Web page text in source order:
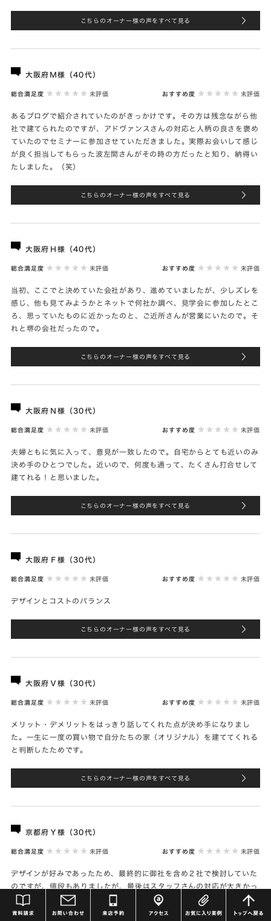
こちらのオーナー様の声をすべて見る
大阪府Ｍ様（40代）
総合満足度 未評価 おすすめ度 未評価
あるブログで紹介されていたのがきっかけです。その方は残念ながら他
社で建てられたのですが、アドヴァンスさんの対応と人柄の良さを褒め
ていたのでセミナーに参加させていただきました。実際お会いして感じ
が良く担当してもらった波左間さんがその時の方だったと知り、納得い
たしました。（笑）
こちらのオーナー様の声をすべて見る
大阪府Ｈ様（40代）
総合満足度 未評価 おすすめ度 未評価
当初、ここでと決めていた会社があり、進めていましたが、少しズレを
感じ、他も見てみようかとネットで何社か調べ、見学会に参加したとこ
ろ、思っていたものに近かったのと、ご近所さんが営業にいたので。そ
れと堺の会社だったので。
こちらのオーナー様の声をすべて見る
大阪府Ｎ様（30代）
総合満足度 未評価 おすすめ度 未評価
夫婦ともに気に入って、意見が一致したので。自宅からとても近いのみ
決め手のひとつでした。近いので、何度も通って、たくさん打合せして
建てれる！と思いました。
こちらのオーナー様の声をすべて見る
大阪府Ｆ様（30代）
総合満足度 未評価 おすすめ度 未評価
デザインとコストのバランス
こちらのオーナー様の声をすべて見る
大阪府Ｖ様（30代）
総合満足度 未評価 おすすめ度 未評価
メリット・デメリットをはっきり話してくれた点が決め手になりまし
た。一生に一度の買い物で自分たちの家（オリジナル）を建ててくれる
と判断したためです。
こちらのオーナー様の声をすべて見る
京都府Ｙ様（30代）
総合満足度 未評価 おすすめ度 未評価
デザインが好みであったため、最終的に御社を含め２社で検討していた
のですが、値段もありましたが、最後はスタッフさんの対応が大きかっ
たです。相談にも適切に乗ってくれましたし、質問に答えるだけでな
く、アドバイスや提案もしていただきました。そして、何より『感覚』